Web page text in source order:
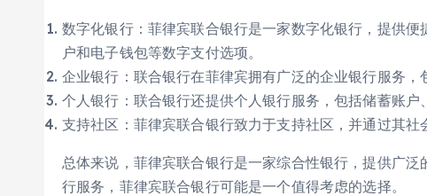
数字化银行：菲律宾联合银行是一家数字化银行，提供
户和电子钱包等数字支付选项。
企业银行：联合银行在菲律宾拥有广泛的企业银行服务，
个人银行：联合银行还提供个人银行服务，包括储蓄账户
支持社区：菲律宾联合银行致力于支持社区，并通过其社
总体来说，菲律宾联合银行是一家综合性银行，提供广
行服务，菲律宾联合银行可能是一个值得考虑的选择。